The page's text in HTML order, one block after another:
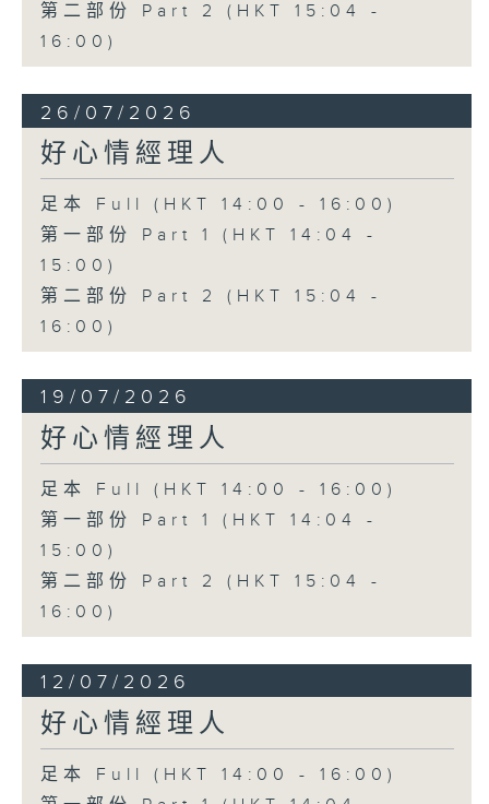
第二部份 Part 2 (HKT 15:04 -
16:00)
26/07/2026
好心情經理人
足本 Full (HKT 14:00 - 16:00)
第一部份 Part 1 (HKT 14:04 -
15:00)
第二部份 Part 2 (HKT 15:04 -
16:00)
19/07/2026
好心情經理人
足本 Full (HKT 14:00 - 16:00)
第一部份 Part 1 (HKT 14:04 -
15:00)
第二部份 Part 2 (HKT 15:04 -
16:00)
12/07/2026
好心情經理人
足本 Full (HKT 14:00 - 16:00)